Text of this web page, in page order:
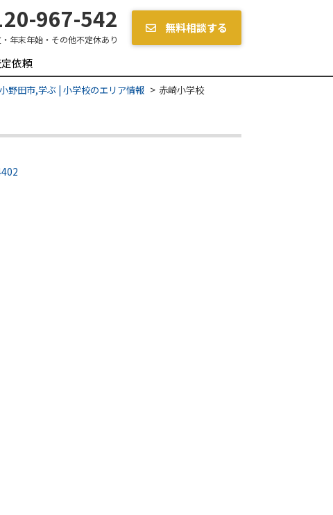
967-542
年末年始・その他不定休あり
無料相談する
依頼
野田市,学ぶ | 小学校のエリア情報 赤崎小学校